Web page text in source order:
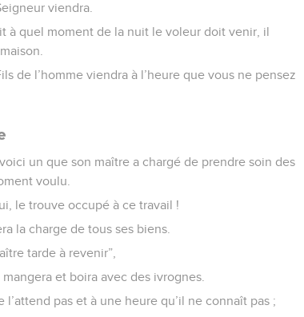
viendra.
à quel moment de la nuit le voleur doit venir, il
de l’homme viendra à l’heure que vous ne pensez
un que son maître a chargé de prendre soin des
voulu.
le trouve occupé à ce travail !
la charge de tous ses biens.
tarde à revenir”,
et boira avec des ivrognes.
pas et à une heure qu’il ne connaît pas ;